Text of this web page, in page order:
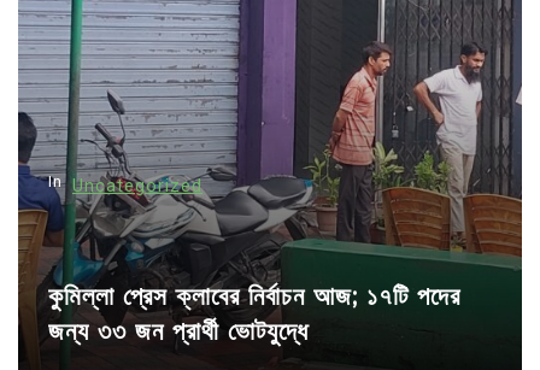
a
t
i
o
n
In Uncategorized
কুমিল্লা প্রেস ক্লাবের নির্বাচন আজ; ১৭টি পদের
জন্য ৩৩ জন প্রার্থী ভোটযুদ্ধে